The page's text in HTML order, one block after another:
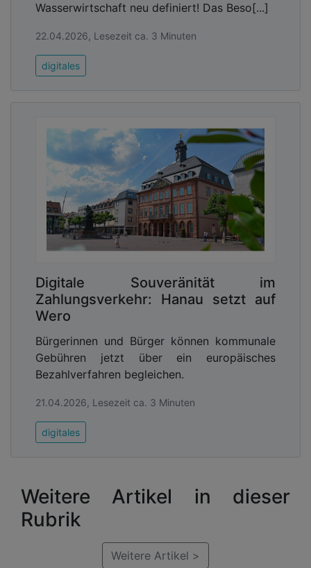
Wasserwirtschaft neu definiert! Das Beso[...]
22.04.2026, Lesezeit ca. 3 Minuten
digitales
Digitale Souveränität im
Zahlungsverkehr: Hanau setzt auf
Wero
Bürgerinnen und Bürger können kommunale
Gebühren jetzt über ein europäisches
Bezahlverfahren begleichen.
21.04.2026, Lesezeit ca. 3 Minuten
digitales
Weitere Artikel in dieser
Rubrik
Weitere Artikel >